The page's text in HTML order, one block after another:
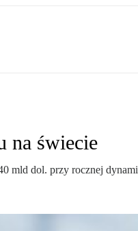
na świecie
mld dol. przy rocznej